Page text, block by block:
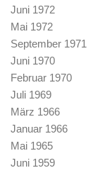
Juni 1972
Mai 1972
September 1971
Juni 1970
Februar 1970
Juli 1969
März 1966
Januar 1966
Mai 1965
Juni 1959